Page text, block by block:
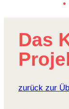
Das
zurück zur